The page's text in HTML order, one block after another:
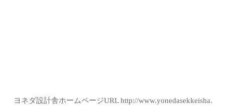
ヨネダ設計舎ホームページURLhttp://www.yonedasekkeisha.